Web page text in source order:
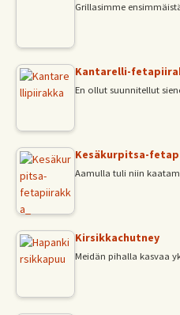
Grillasimme
Kantarelli-
En ollut suunnitellut
Kesäkurpitsa-
Aamulla tuli niin
Kirsikkachutney
Meidän pihalla kasvaa